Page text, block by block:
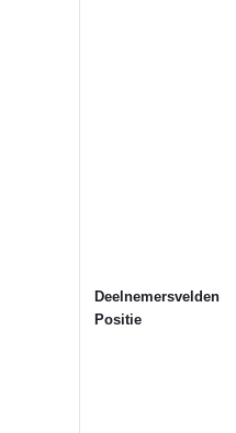
Deelnemersvelden
Positie